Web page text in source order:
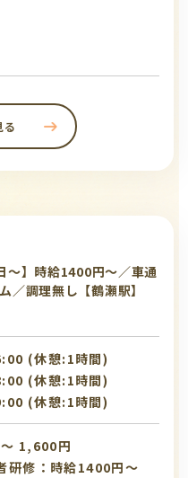
る
～】時給1400円～／車通
／調理無し【鶴瀬駅】
(休憩:1時間)
(休憩:1時間)
(休憩:1時間)
1,600円
研修：時給1400円～